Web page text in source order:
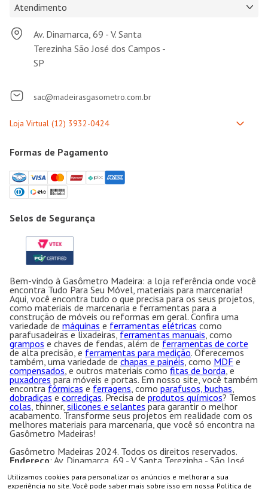
Utilizamos cookies para personalizar os anúncios e melhorar a sua
experiência no site. Você pode saber mais sobre isso em nossa Política de
COMPRAR
Atendimento
Av. Dinamarca, 69 - V. Santa
Terezinha São José dos Campos -
SP
sac@madeirasgasometro.com.br
Formas de Pagamento
Selos de Segurança
Bem-vindo à Gasômetro Madeira: a loja referência onde você
encontra Tudo Para Seu Móvel, materiais para marcenaria!
Aqui, você encontra tudo o que precisa para os seus projetos,
como materiais de marcenaria e ferramentas para a
construção de móveis ou reformas em geral. Confira uma
variedade de máquinas e ferramentas elétricas como
parafusadeiras e lixadeiras, ferramentas manuais, como
grampos e chaves de fendas, além de ferramentas de corte
de alta precisão, e ferramentas para medição. Oferecemos
também, uma variedade de chapas e painéis, como MDF e
compensados, e outros materiais como fitas de borda, e
puxadores para móveis e portas. Em nosso site, você também
encontra fórmicas e ferragens, como parafusos, buchas,
dobradiças e corrediças. Precisa de produtos químicos? Temos
colas, thinner, silicones e selantes para garantir o melhor
acabamento. Transforme seus projetos em realidade com os
melhores materiais para marcenaria, que você só encontra na
Gasômetro Madeiras!
Gasômetro Madeiras 2024. Todos os direitos reservados.
Endereço: Av. Dinamarca, 69 - V. Santa Terezinha - São José
57